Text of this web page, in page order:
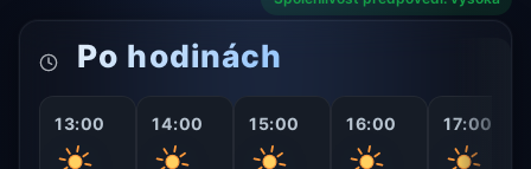
Po hodinách
13:00 14:00 15:00 16:00 17:00